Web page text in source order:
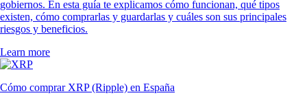
gobiernos. En esta guía te explicamos cómo funcionan, qué tipos
existen, cómo comprarlas y guardarlas y cuáles son sus principales
riesgos y beneficios.
Learn more
Cómo comprar XRP (Ripple) en España